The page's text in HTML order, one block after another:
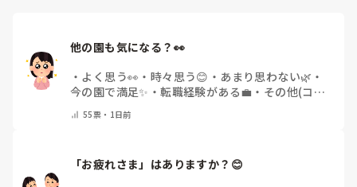
他の園も気になる？👀
・ よく思う👀 ・ 時々思う😊 ・ あまり思わない🌿 ・
今の園で満足✨ ・転職経験がある💼 ・ その他(コメ
55票・ 1日前
「お疲れさま」はありますか？😊